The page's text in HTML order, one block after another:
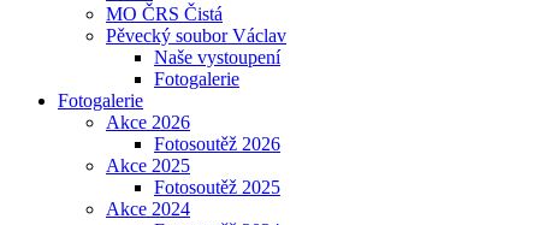
MO ČRS Čistá
Pěvecký soubor Václav
Naše vystoupení
Fotogalerie
Fotogalerie
Akce 2026
Fotosoutěž 2026
Akce 2025
Fotosoutěž 2025
Akce 2024